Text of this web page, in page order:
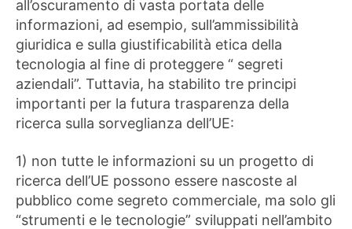
all’oscuramento di vasta portata delle
informazioni, ad esempio, sull’ammissibilità
giuridica e sulla giustificabilità etica della
tecnologia al fine di proteggere “ segreti
aziendali”. Tuttavia, ha stabilito tre principi
importanti per la futura trasparenza della
ricerca sulla sorveglianza dell’UE:
1) non tutte le informazioni su un progetto di
ricerca dell’UE possono essere nascoste al
pubblico come segreto commerciale, ma solo gli
“strumenti e le tecnologie” sviluppati nell’ambito